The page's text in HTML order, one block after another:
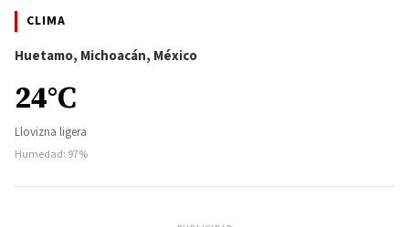
CLIMA
Huetamo, Michoacán, México
24°C
Llovizna ligera
Humedad: 97%